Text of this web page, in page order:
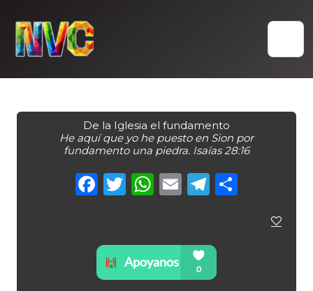
content
De la Iglesia el fundamento
He aquí que yo he puesto en Sion por
fundamento una piedra. Isaías 28:16
Facebook
Twitter
WhatsApp
Email